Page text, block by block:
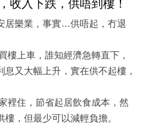
收入下跌，供唔到樓！
居樂業，事實…供唔起，冇退
樓上車，誰知經濟急轉直下，
又大幅上升，實在供不起樓，
裡住，節省起居飲食成本，然
，但最少可以減輕負擔。